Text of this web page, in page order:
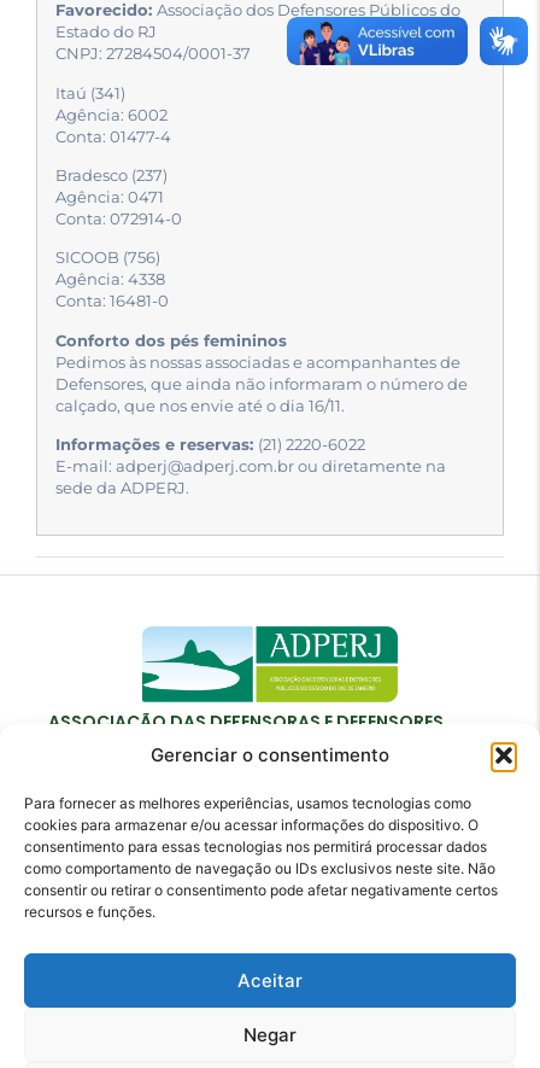
Gerenciar o consentimento
Para fornecer as melhores experiências, usamos tecnologias como
cookies para armazenar e/ou acessar informações do dispositivo. O
consentimento para essas tecnologias nos permitirá processar dados
como comportamento de navegação ou IDs exclusivos neste site. Não
consentir ou retirar o consentimento pode afetar negativamente certos
recursos e funções.
Aceitar
Negar
Favorecido: Associação dos Defensores Públicos do
Estado do RJ
CNPJ: 27284504/0001-37
Itaú (341)
Agência: 6002
Conta: 01477-4
Bradesco (237)
Agência: 0471
Conta: 072914-0
SICOOB (756)
Agência: 4338
Conta: 16481-0
Conforto dos pés femininos
Pedimos às nossas associadas e acompanhantes de
Defensores, que ainda não informaram o número de
calçado, que nos envie até o dia 16/11.
Informações e reservas: (21) 2220-6022
E-mail: adperj@adperj.com.br ou diretamente na
sede da ADPERJ.
ASSOCIAÇÃO DAS DEFENSORAS E DEFENSORES
PÚBLICOS DO ESTADO DO RIO DE JANEIRO
Contato
adperj@adperj.com.br
(21) 2220-6022
Janeiro - RJ - CEP: 20011-020